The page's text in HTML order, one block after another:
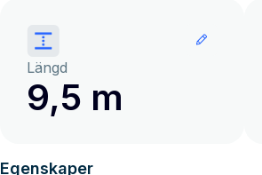
Längd
9,5 m
Egenskaper